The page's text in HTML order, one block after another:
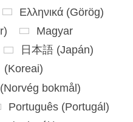
Ελληνικά(Görög)
)
Magyar
日本語(Japán)
(Koreai)
(Norvég bokmål)
Português (Portugál)